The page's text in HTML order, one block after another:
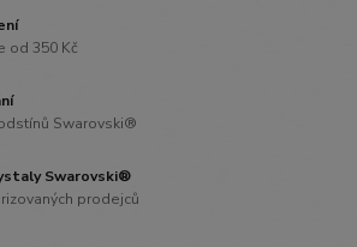
od 350 Kč
Swarovski®
Swarovski®
prodejců